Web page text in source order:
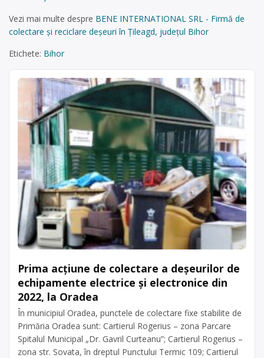
Vezi mai multe despre BENE INTERNATIONAL SRL - Firmă de
colectare și reciclare deșeuri în Țileagd, județul Bihor
Etichete: Bihor
Prima acţiune de colectare a deşeurilor de
echipamente electrice şi electronice din
2022, la Oradea
În municipiul Oradea, punctele de colectare fixe stabilite de
Primăria Oradea sunt: Cartierul Rogerius – zona Parcare
Spitalul Municipal „Dr. Gavril Curteanu”; Cartierul Rogerius –
zona str. Sovata, în dreptul Punctului Termic 109; Cartierul